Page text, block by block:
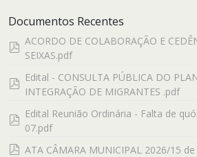
Documentos Recentes
pdf
ACORDO DE COLABORAÇÃO E
SEIXAS.pdf
pdf
Edital - CONSULTA PÚBLICA DO
INTEGRAÇÃO DE MIGRANTES .pdf
pdf
Edital Reunião Ordinária - Falta de
07.pdf
pdf
ATA CÂMARA MUNICIPAL 2026/15